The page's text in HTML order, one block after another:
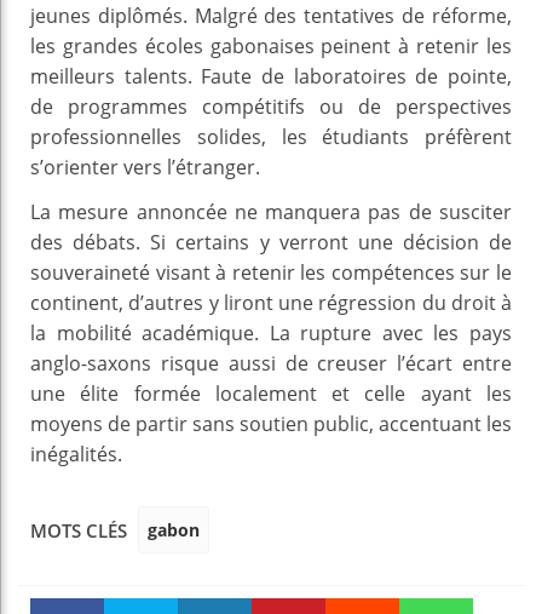
jeunes diplômés. Malgré des tentatives de réforme,
les grandes écoles gabonaises peinent à retenir les
meilleurs talents. Faute de laboratoires de pointe,
de programmes compétitifs ou de perspectives
professionnelles solides, les étudiants préfèrent
s’orienter vers l’étranger.
La mesure annoncée ne manquera pas de susciter
des débats. Si certains y verront une décision de
souveraineté visant à retenir les compétences sur le
continent, d’autres y liront une régression du droit à
la mobilité académique. La rupture avec les pays
anglo-saxons risque aussi de creuser l’écart entre
une élite formée localement et celle ayant les
moyens de partir sans soutien public, accentuant les
inégalités.
MOTS CLÉS gabon